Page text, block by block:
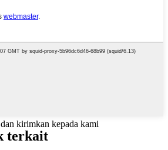
kirimkan kepada kami
terkait